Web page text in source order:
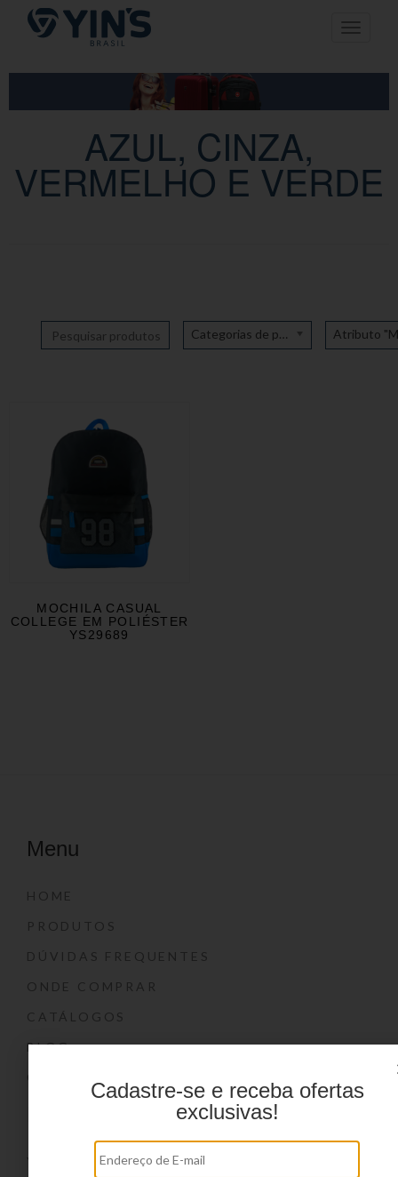
Pular
para
conteúdo
Toggle
AZUL, CINZA,
VERMELHO E VERDE
Categorias de produto
MOCHILA CASUAL
COLLEGE EM POLIÉSTER
YS29689
Menu
HOME
PRODUTOS
DÚVIDAS FREQUENTES
ONDE COMPRAR
CATÁLOGOS
BLOG
Cadastre-se e receba ofertas
exclusivas!